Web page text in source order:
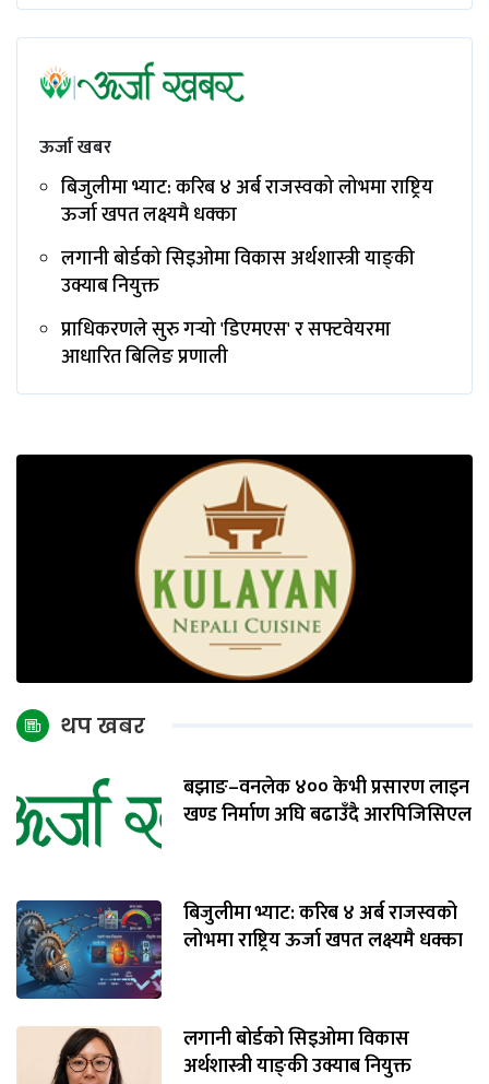
ऊर्जा खबर
बिजुलीमा भ्याट: करिब ४ अर्ब राजस्वको लोभमा राष्ट्रिय
ऊर्जा खपत लक्ष्यमै धक्का
लगानी बोर्डको सिइओमा विकास अर्थशास्त्री याङ्‌की
उक्याब नियुक्त
प्राधिकरणले सुरु गर्‍यो 'डिएमएस' र सफ्टवेयरमा
आधारित बिलिङ प्रणाली
थप खबर
बझाङ–वनलेक ४०० केभी प्रसारण लाइन
खण्ड निर्माण अघि बढाउँदै आरपिजिसिएल
बिजुलीमा भ्याट: करिब ४ अर्ब राजस्वको
लोभमा राष्ट्रिय ऊर्जा खपत लक्ष्यमै धक्का
लगानी बोर्डको सिइओमा विकास
अर्थशास्त्री याङ्‌की उक्याब नियुक्त